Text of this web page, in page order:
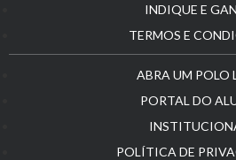
INDIQUE E
TERMOS E
ABRA UM POLO
PORTAL DO
POLÍTICA DE